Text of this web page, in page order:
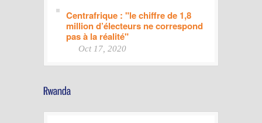
Centrafrique : "le chiffre de 1,8
million d’électeurs ne correspond
pas à la réalité"
Oct 17, 2020